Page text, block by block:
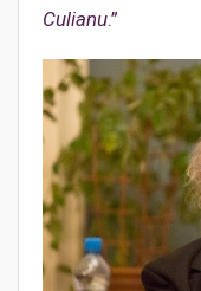
Culianu.”